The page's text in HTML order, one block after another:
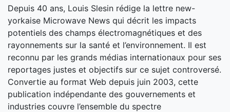
Depuis 40 ans, Louis Slesin rédige la lettre new-
yorkaise Microwave News qui décrit les impacts
potentiels des champs électromagnétiques et des
rayonnements sur la santé et l’environnement. Il est
reconnu par les grands médias internationaux pour ses
reportages justes et objectifs sur ce sujet controversé.
Convertie au format Web depuis juin 2003, cette
publication indépendante des gouvernements et
industries couvre l’ensemble du spectre